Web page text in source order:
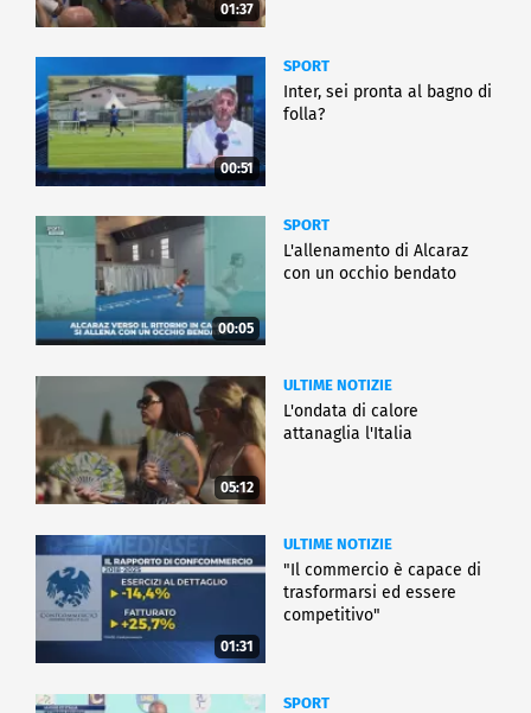
01:37
00:51
SPORT
Inter, sei pronta al bagno di
folla?
00:05
SPORT
L'allenamento di Alcaraz
con un occhio bendato
05:12
ULTIME NOTIZIE
L'ondata di calore
attanaglia l'Italia
01:31
ULTIME NOTIZIE
"Il commercio è capace di
trasformarsi ed essere
competitivo"
SPORT